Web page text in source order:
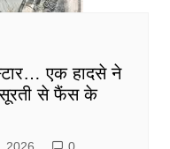
एक हादसे ने
से फैंस के